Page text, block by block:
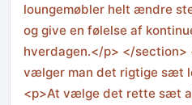
loungemøbler helt ændre
og give en følelse af
hverdagen.</p> </section>
vælger man det rigtige sæt
<p>At vælge det rette sæt